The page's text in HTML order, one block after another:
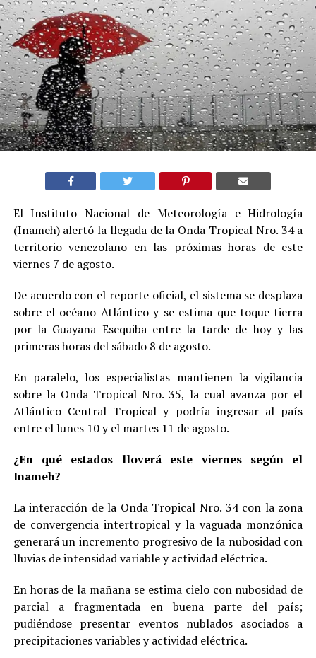
El Instituto Nacional de Meteorología e Hidrología
(Inameh) alertó la llegada de la Onda Tropical Nro. 34 a
territorio venezolano en las próximas horas de este
viernes 7 de agosto.
De acuerdo con el reporte oficial, el sistema se desplaza
sobre el océano Atlántico y se estima que toque tierra
por la Guayana Esequiba entre la tarde de hoy y las
primeras horas del sábado 8 de agosto.
En paralelo, los especialistas mantienen la vigilancia
sobre la Onda Tropical Nro. 35, la cual avanza por el
Atlántico Central Tropical y podría ingresar al país
entre el lunes 10 y el martes 11 de agosto.
¿En qué estados lloverá este viernes según el
Inameh?
La interacción de la Onda Tropical Nro. 34 con la zona
de convergencia intertropical y la vaguada monzónica
generará un incremento progresivo de la nubosidad con
lluvias de intensidad variable y actividad eléctrica.
En horas de la mañana se estima cielo con nubosidad de
parcial a fragmentada en buena parte del país;
pudiéndose presentar eventos nublados asociados a
precipitaciones variables y actividad eléctrica.